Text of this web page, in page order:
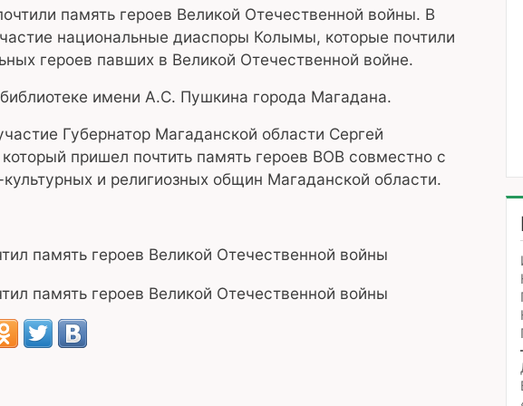
память героев Великой Отечественной войны. В
национальные диаспоры Колымы, которые почтили
героев павших в Великой Отечественной войне.
имени А.С. Пушкина города Магадана.
Губернатор Магаданской области Сергей
пришел почтить память героев ВОВ совместно с
и религиозных общин Магаданской области.